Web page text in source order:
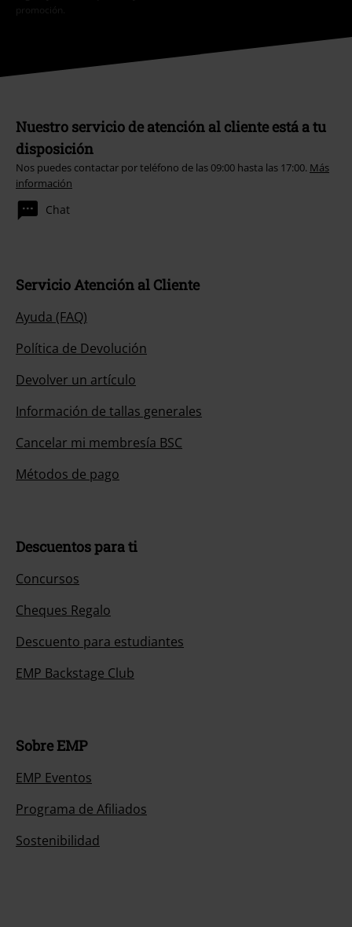
promoción.
Nuestro servicio de atención al cliente está a tu
disposición
Nos puedes contactar por teléfono de las 09:00 hasta las 17:00. Más
información
Chat
Servicio Atención al Cliente
Ayuda (FAQ)
Política de Devolución
Devolver un artículo
Información de tallas generales
Cancelar mi membresía BSC
Métodos de pago
Descuentos para ti
Concursos
Cheques Regalo
Descuento para estudiantes
EMP Backstage Club
Sobre EMP
EMP Eventos
Programa de Afiliados
Sostenibilidad